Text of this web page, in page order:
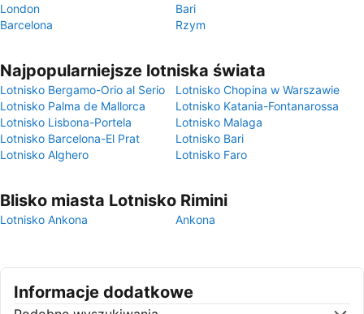
London
Bari
Barcelona
Rzym
Najpopularniejsze lotniska świata
Lotnisko Bergamo-Orio al Serio
Lotnisko Chopina w Warszawie
Lotnisko Palma de Mallorca
Lotnisko Katania-Fontanarossa
Lotnisko Lisbona-Portela
Lotnisko Malaga
Lotnisko Barcelona-El Prat
Lotnisko Bari
Lotnisko Alghero
Lotnisko Faro
Blisko miasta Lotnisko Rimini
Lotnisko Ankona Ankona
Informacje dodatkowe